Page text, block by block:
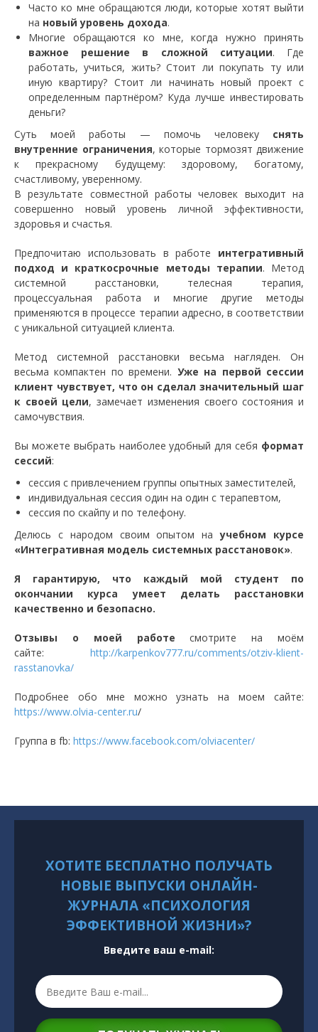
Часто ко мне обращаются люди, которые хотят выйти
на новый уровень дохода.
Многие обращаются ко мне, когда нужно принять
важное решение в сложной ситуации. Где
работать, учиться, жить? Стоит ли покупать ту или
иную квартиру? Стоит ли начинать новый проект с
определенным партнёром? Куда лучше инвестировать
деньги?
Суть моей работы — помочь человеку снять
внутренние ограничения, которые тормозят движение
к прекрасному будущему: здоровому, богатому,
счастливому, уверенному.
В результате совместной работы человек выходит на
совершенно новый уровень личной эффективности,
здоровья и счастья.
Предпочитаю использовать в работе интегративный
подход и краткосрочные методы терапии. Метод
системной расстановки, телесная терапия,
процессуальная работа и многие другие методы
применяются в процессе терапии адресно, в соответствии
с уникальной ситуацией клиента.
Метод системной расстановки весьма нагляден. Он
весьма компактен по времени. Уже на первой сессии
клиент чувствует, что он сделал значительный шаг
к своей цели, замечает изменения своего состояния и
самочувствия.
Вы можете выбрать наиболее удобный для себя формат
сессий:
сессия с привлечением группы опытных заместителей,
индивидуальная сессия один на один с терапевтом,
сессия по скайпу и по телефону.
Делюсь с народом своим опытом научебном курсе
«Интегративная модель системных расстановок».
Я гарантирую, что каждый мой студент по
окончании курса умеет делать расстановки
качественно и безопасно.
Отзывы о моей работе смотрите на моём
сайте: http://karpenkov777.ru/comments/otziv-klient-
rasstanovka/
Подробнее обо мне можно узнать на моем сайте:
https://www.olvia-center.ru/
Группа в fb: https://www.facebook.com/olviacenter/
ХОТИТЕ БЕСПЛАТНО ПОЛУЧАТЬ
НОВЫЕ ВЫПУСКИ ОНЛАЙН-
ЖУРНАЛА «ПСИХОЛОГИЯ
ЭФФЕКТИВНОЙ ЖИЗНИ»?
Введите ваш e-mail: